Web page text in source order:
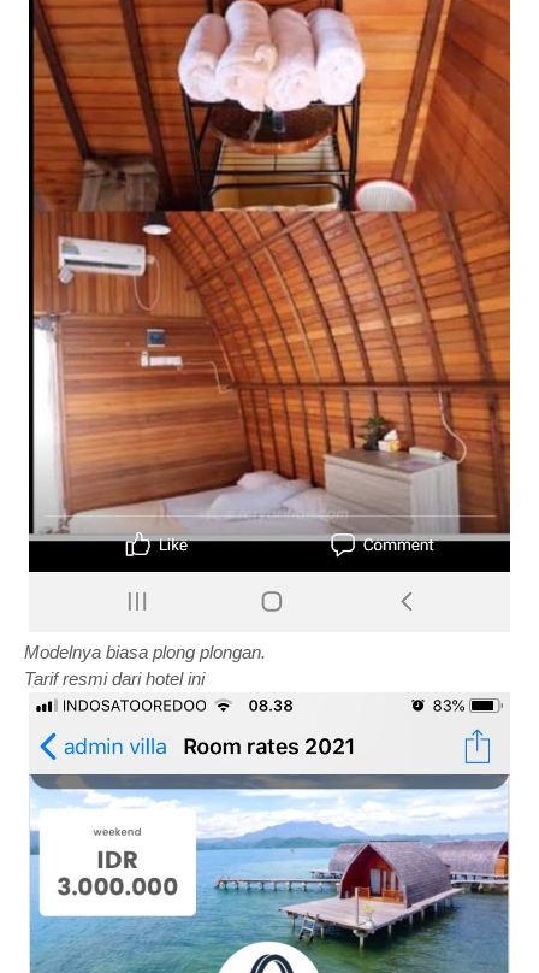
Modelnya biasa plong plongan.
Tarif resmi dari hotel ini